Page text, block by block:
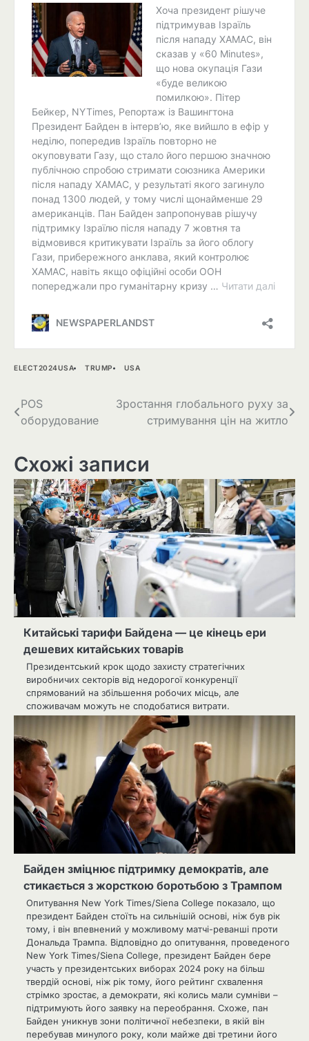
ELECT2024USA TRUMP USA
Навігація
записів
POS
оборудование
Зростання глобального руху за
стримування цін на житло
Схожі записи
Китайські тарифи Байдена — це кінець ери
дешевих китайських товарів
Президентський крок щодо захисту стратегічних
виробничих секторів від недорогої конкуренції
спрямований на збільшення робочих місць, але
споживачам можуть не сподобатися витрати.
Байден зміцнює підтримку демократів, але
стикається з жорсткою боротьбою з Трампом
Опитування New York Times/Siena College показало, що
президент Байден стоїть на сильнішій основі, ніж був рік
тому, і він впевнений у можливому матчі-реванші проти
Дональда Трампа. Відповідно до опитування, проведеного
New York Times/Siena College, президент Байден бере
участь у президентських виборах 2024 року на більш
твердій основі, ніж рік тому, його рейтинг схвалення
стрімко зростає, а демократи, які колись мали сумніви –
підтримують його заявку на переобрання. Схоже, пан
Байден уникнув зони політичної небезпеки, в якій він
перебував минулого року, коли майже дві третини його